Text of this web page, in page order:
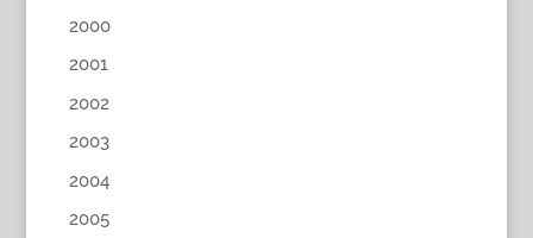
2000
2001
2002
2003
2004
2005